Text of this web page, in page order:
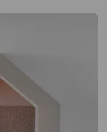
Wird
Bezogen mit
Ice Blue 20
Orchid 36 Mole 13
Silver 06Ein
große Räume mit